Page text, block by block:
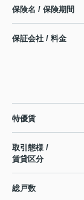
保険名 / 保険期間
保証会社 / 料金
特優賃
取引態様 /
賃貸区分
総戸数